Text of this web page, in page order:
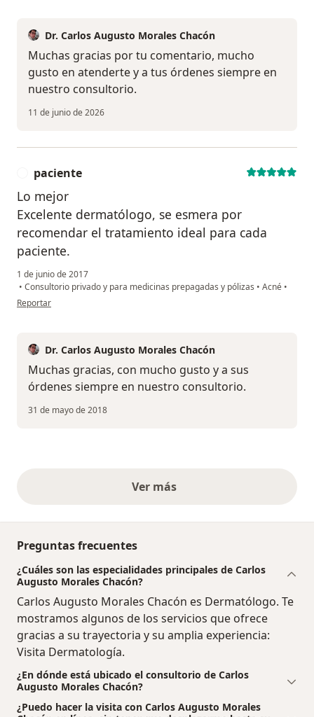
Dr. Carlos Augusto Morales Chacón
Muchas gracias por tu comentario, mucho
gusto en atenderte y a tus órdenes siempre en
nuestro consultorio.
11 de junio de 2026
paciente
Lo mejor
Excelente dermatólogo, se esmera por
recomendar el tratamiento ideal para cada
paciente.
1 de junio de 2017
• Consultorio privado y para medicinas prepagadas y pólizas • Acné •
en opinión del usuario paciente
Reportar
Dr. Carlos Augusto Morales Chacón
Muchas gracias, con mucho gusto y a sus
órdenes siempre en nuestro consultorio.
31 de mayo de 2018
Ver másopiniones anteriores
Preguntas frecuentes
¿Cuáles son las especialidades principales de Carlos
Augusto Morales Chacón?
Carlos Augusto Morales Chacón es Dermatólogo. Te
mostramos algunos de los servicios que ofrece
gracias a su trayectoria y su amplia experiencia:
Visita Dermatología.
¿En dónde está ubicado el consultorio de Carlos
Augusto Morales Chacón?
¿Puedo hacer la visita con Carlos Augusto Morales